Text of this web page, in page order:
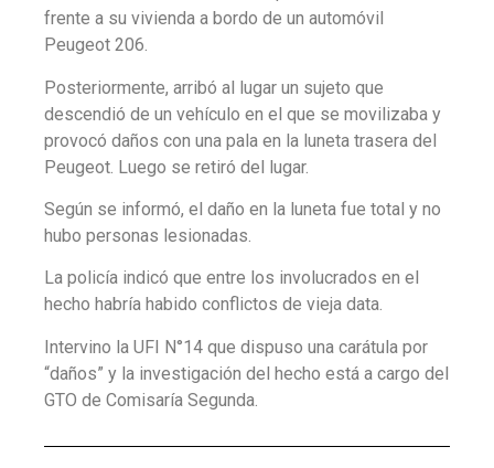
frente a su vivienda a bordo de un automóvil
Peugeot 206.
Posteriormente, arribó al lugar un sujeto que
descendió de un vehículo en el que se movilizaba y
provocó daños con una pala en la luneta trasera del
Peugeot. Luego se retiró del lugar.
Según se informó, el daño en la luneta fue total y no
hubo personas lesionadas.
La policía indicó que entre los involucrados en el
hecho habría habido conflictos de vieja data.
Intervino la UFI N°14 que dispuso una carátula por
“daños” y la investigación del hecho está a cargo del
GTO de Comisaría Segunda.